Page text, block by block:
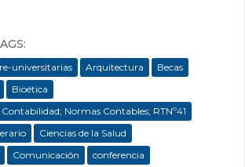
universitarias Arquitectura
Becas
Bioética
Contabilidad; Normas Contables; RTNº41
Ciencias de la Salud
Comunicación
conferencia